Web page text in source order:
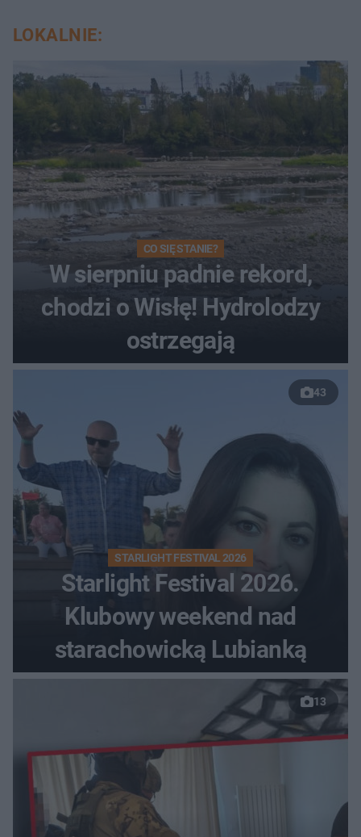
LOKALNIE:
CO SIĘ STANIE?
W sierpniu padnie rekord,
chodzi o Wisłę! Hydrolodzy
ostrzegają
43
STARLIGHT FESTIVAL 2026
Starlight Festival 2026.
Klubowy weekend nad
starachowicką Lubianką
13